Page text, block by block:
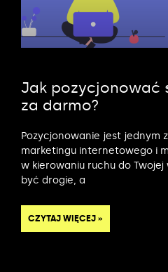
Jak pozycjonować
za darmo?
Pozycjonowanie jest jednym
marketingu internetowego i
w kierowaniu ruchu do Twojej
być drogie, a
CZYTAJ WIĘCEJ »